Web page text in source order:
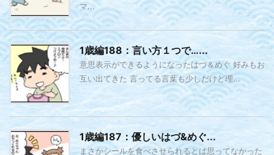
マ...
1歳編188：言い方１つで…...
意思表示ができるようになったはづ＆めぐ 好みもお
互い出てきた 言ってる言葉も少しだけど理...
1歳編187：優しいはづ&めぐ...
まさかシールを食べさせられるとは思ってなかった